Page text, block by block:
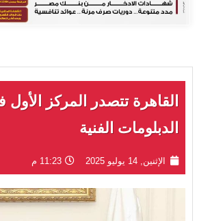
القاهرة تتصدر المركز الأول
الدبلومات الفنية
الإثنين, 14 يوليو 2025 11:23 م